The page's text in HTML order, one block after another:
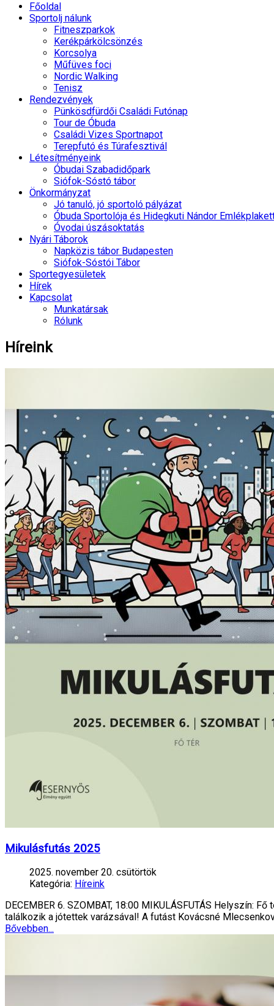
Főoldal
Sportolj nálunk
Fitneszparkok
Kerékpárkölcsönzés
Korcsolya
Műfüves foci
Nordic Walking
Tenisz
Rendezvények
Pünkösdfürdői Családi Futónap
Tour de Óbuda
Családi Vizes Sportnapot
Terepfutó és Túrafesztivál
Létesítményeink
Óbudai Szabadidőpark
Siófok-Sóstó tábor
Önkormányzat
Jó tanuló, jó sportoló pályázat
Óbuda Sportolója és Hidegkuti Nándor
Óvodai úszásoktatás
Nyári Táborok
Napközis tábor Budapesten
Siófok-Sóstói Tábor
Sportegyesületek
Hírek
Kapcsolat
Munkatársak
Rólunk
Híreink
Mikulásfutás 2025
2025. november 20. csütörtök
Kategória: Híreink
DECEMBER 6. SZOMBAT, 18:00 MIKULÁSFUTÁS Helyszín:
találkozik a jótettek varázsával! A futást Kovácsné
Bővebben...